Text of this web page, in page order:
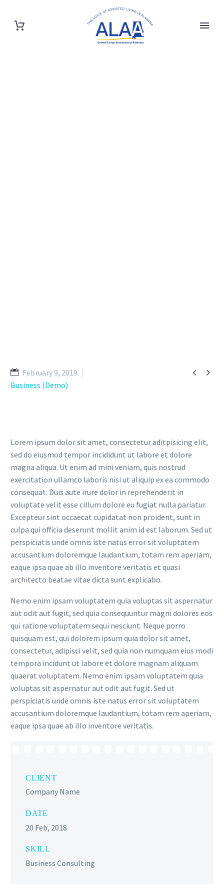
 
February 9, 2019
Business (Demo)
Lorem ipsum dolor sit amet, consectetur aditpisicing elit,
sed do eiusmod tempor incididunt ut labore et dolore
magna aliqua. Ut enim ad mini veniam, quis nostrud
exercitation ullamco laboris nisi ut aliquip ex ea commodo
consequat. Duis aute irure dolor in reprehenderit in
voluptate velit esse cillum dolore eu fugiat nulla pariatur.
Excepteur sint occaecat cupidatat non proident, sunt in
culpa qui officia deserunt mollit anim id est laborum. Sed ut
perspiciatis unde omnis iste natus error sit voluptatem
accusantium doloremque laudantium, totam rem aperiam,
eaque ipsa quae ab illo inventore veritatis et quasi
architecto beatae vitae dicta sunt explicabo.
Nemo enim ipsam voluptatem quia voluptas sit aspernatur
aut odit aut fugit, sed quia consequuntur magni dolores eos
qui ratione voluptatem sequi nesciunt. Neque porro
quisquam est, qui dolorem ipsum quia dolor sit amet,
consectetur, adipisci velit, sed quia non numquam eius modi
tempora incidunt ut labore et dolore magnam aliquam
quaerat voluptatem. Nemo enim ipsam voluptatem quia
voluptas sit aspernatur aut odit aut fugit. Sed ut
perspiciatis unde omnis iste natus error sit voluptatem
accusantium doloremque laudantium, totam rem aperiam,
eaque ipsa quae ab illo inventore veritatis.
CLIENT
Company Name
DATE
20 Feb, 2018
SKILL
Business Consulting